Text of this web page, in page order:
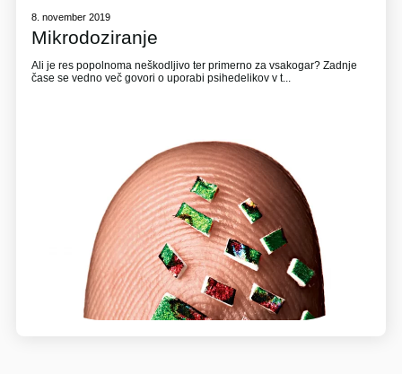
8. november 2019
Mikrodoziranje
Ali je res popolnoma neškodljivo ter primerno za vsakogar? Zadnje
čase se vedno več govori o uporabi psihedelikov v t...